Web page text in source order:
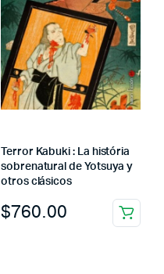
Terror Kabuki : La história
sobrenatural de Yotsuya y
otros clásicos
$760.00